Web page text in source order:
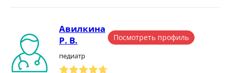
Авилкина
Р. В.
педиатр
Посмотреть профиль